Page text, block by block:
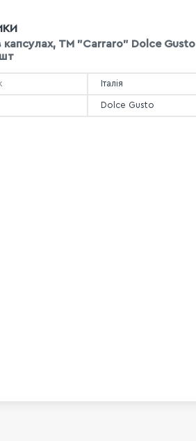
капсулах, TM "Carraro" Dolce Gusto
Італія
Dolce Gusto